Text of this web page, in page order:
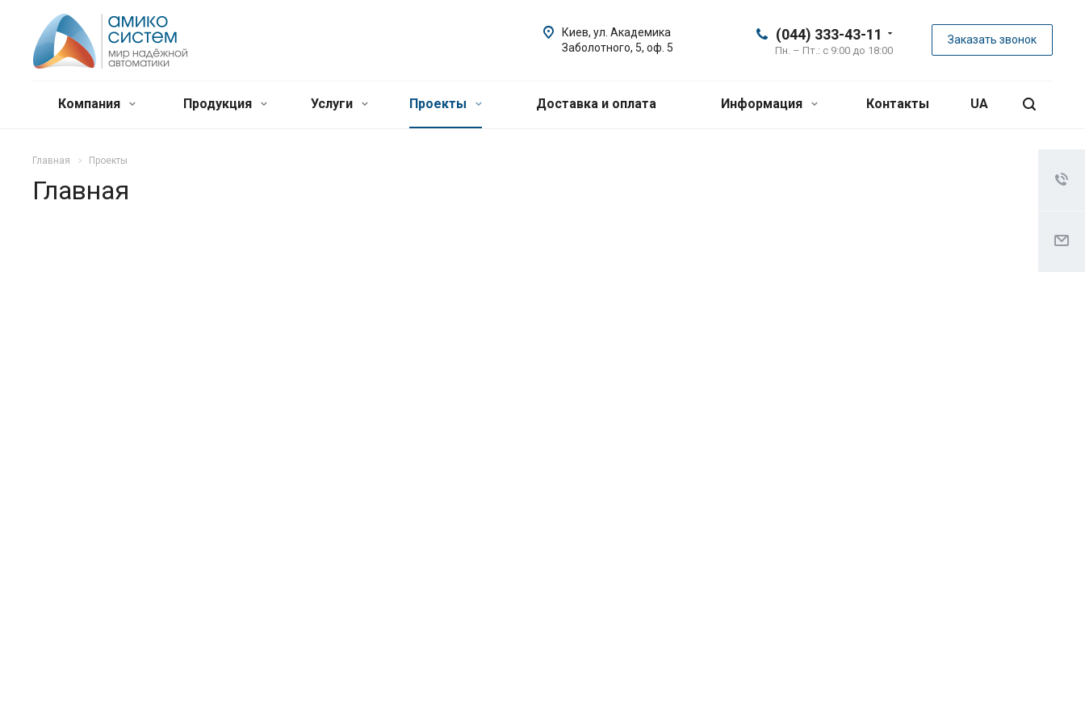
(044) 333-43-11
Пн. – Пт.: с 9:00 до 18:00
Заказать звонок
Киев, ул. Академика
Заболотного, 5, оф. 5
Компания Продукция Услуги Проекты Доставка и оплата Информация Контакты UA
Главная Проекты
Главная